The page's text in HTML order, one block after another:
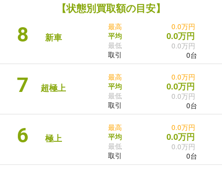
【状態別買取額の目安】
8 新車
最高
平均
最低
取引
0.0万円
0.0万円
0.0万円
0台
7 超極上
最高
平均
最低
取引
0.0万円
0.0万円
0.0万円
0台
6 極上
最高
平均
最低
取引
0.0万円
0.0万円
0.0万円
0台